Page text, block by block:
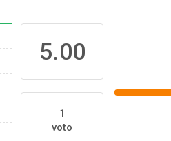
5.00
1
voto